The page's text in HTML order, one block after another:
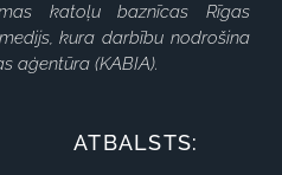
katoļu baznīcas Rīgas
kura darbību nodrošina
aģentūra (KABIA).
ATBALSTS: